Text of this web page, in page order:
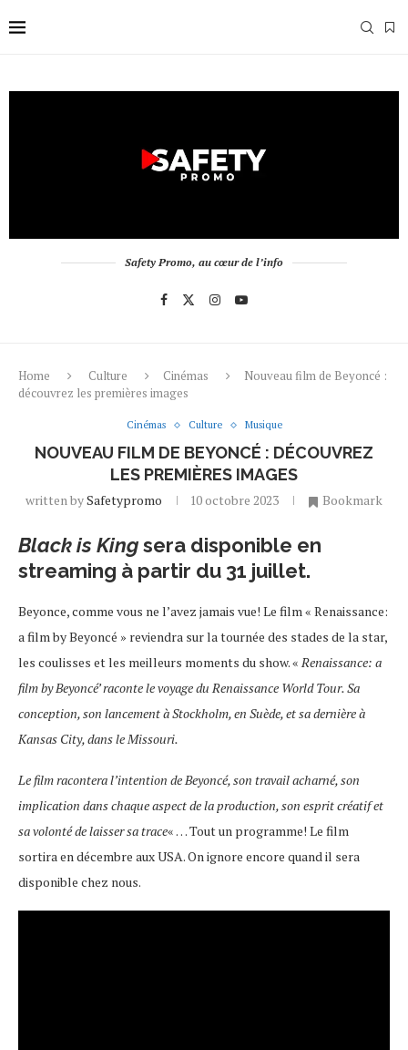
Safety Promo, au cœur de l’info
Home Culture Cinémas
Nouveau film de Beyoncé :
découvrez les premières images
Cinémas Culture Musique
NOUVEAU FILM DE BEYONCÉ : DÉCOUVREZ
LES PREMIÈRES IMAGES
written bySafetypromo 10 octobre 2023 Bookmark
Black is Kingsera disponible en
streaming à partir du 31 juillet.
Beyonce, comme vous ne l’avez jamais vue! Le film « Renaissance:
a film by Beyoncé » reviendra sur la tournée des stades de la star,
les coulisses et les meilleurs moments du show. « Renaissance: a
film by Beyoncé’ raconte le voyage du Renaissance World Tour. Sa
conception, son lancement à Stockholm, en Suède, et sa dernière à
Kansas City, dans le Missouri.
Le film racontera l’intention de Beyoncé, son travail acharné, son
implication dans chaque aspect de la production, son esprit créatif et
sa volonté de laisser sa trace« … Tout un programme! Le film
sortira en décembre aux USA. On ignore encore quand il sera
disponible chez nous.